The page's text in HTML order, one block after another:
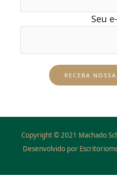
Seu
Copyright © 2021 Machado
Desenvolvido por